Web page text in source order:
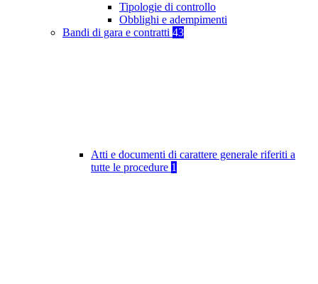
Tipologie di controllo
Obblighi e adempimenti
Bandi di gara e contratti 43
Atti e documenti di carattere generale riferiti a
tutte le procedure 1